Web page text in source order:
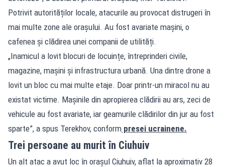
Potrivit autorităților locale, atacurile au provocat distrugeri în
mai multe zone ale orașului. Au fost avariate mașini, o
cafenea și clădirea unei companii de utilități.
„Inamicul a lovit blocuri de locuințe, întreprinderi civile,
magazine, mașini și infrastructura urbană. Una dintre drone a
lovit un bloc cu mai multe etaje. Doar printr-un miracol nu au
existat victime. Mașinile din apropierea clădirii au ars, zeci de
vehicule au fost avariate, iar geamurile clădirilor din jur au fost
sparte”, a spus Terekhov, conform presei ucrainene.
Trei persoane au murit în Ciuhuiv
Un alt atac a avut loc în orașul Ciuhuiv, aflat la aproximativ 28